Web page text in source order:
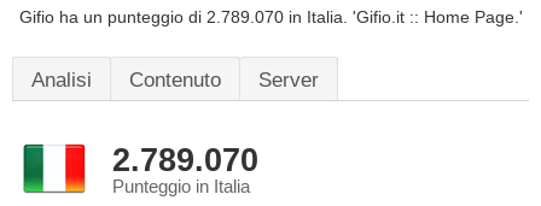
Gifio ha un punteggio di 2.789.070 in Italia. 'Gifio.it :: Home Page.'
Analisi Contenuto Server
2.789.070
Punteggio in Italia